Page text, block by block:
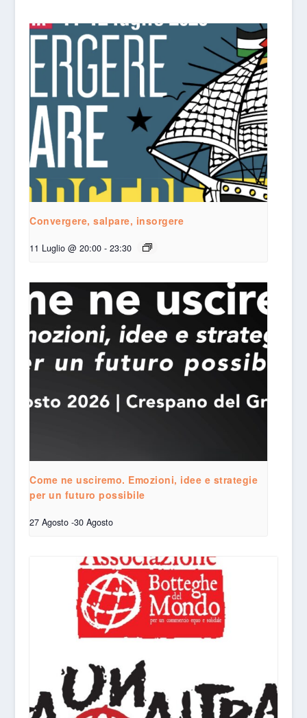
Convergere, salpare, insorgere
11 Luglio @ 20:00 - 23:30
Come ne usciremo. Emozioni, idee e strategie
per un futuro possibile
27 Agosto -30 Agosto